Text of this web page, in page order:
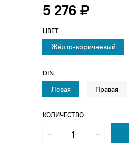
5 276 ₽
КОЛИЧЕСТВО
ЦВЕТ
Жёлто-коричневый
DIN
Левая Правая